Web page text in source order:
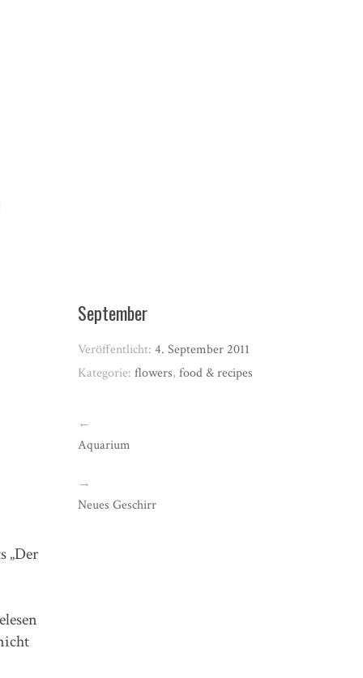
„Der
September
Veröffentlicht:4. September 2011
Kategorie:flowers,food & recipes
←
Aquarium
→
Neues Geschirr